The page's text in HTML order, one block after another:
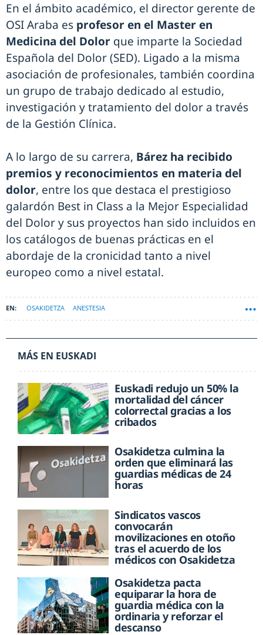
En el ámbito académico, el director gerente de
OSI Araba es profesor en el Master en
Medicina del Dolor que imparte la Sociedad
Española del Dolor (SED). Ligado a la misma
asociación de profesionales, también coordina
un grupo de trabajo dedicado al estudio,
investigación y tratamiento del dolor a través
de la Gestión Clínica.
A lo largo de su carrera, Bárez ha recibido
premios y reconocimientos en materia del
dolor, entre los que destaca el prestigioso
galardón Best in Class a la Mejor Especialidad
del Dolor y sus proyectos han sido incluidos en
los catálogos de buenas prácticas en el
abordaje de la cronicidad tanto a nivel
europeo como a nivel estatal.
OSAKIDETZA ANESTESIA
MÁS EN EUSKADI
Euskadi redujo un 50% la
mortalidad del cáncer
colorrectal gracias a los
cribados
Osakidetza culmina la
orden que eliminará las
guardias médicas de 24
horas
Sindicatos vascos
convocarán
movilizaciones en otoño
tras el acuerdo de los
médicos con Osakidetza
Osakidetza pacta
equiparar la hora de
guardia médica con la
ordinaria y reforzar el
descanso